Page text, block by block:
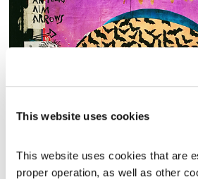
This website uses cookies
This website uses cookies that are
proper operation, as well as other עיני